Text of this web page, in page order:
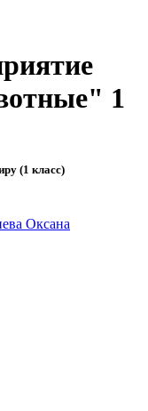
1
(1 класс)
Оксана